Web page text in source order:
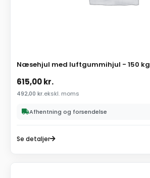
Næsehjul med luftgummihjul - 150 kg
615,00kr.
492,00 kr.ekskl. moms
Afhentning og forsendelse
Se detaljer